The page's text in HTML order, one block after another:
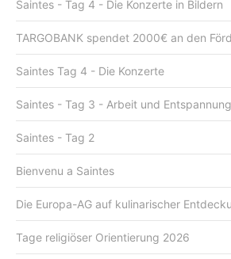
Saintes - Tag 4 - Die Konzerte in Bildern
TARGOBANK spendet 2000€ an den
Saintes Tag 4 - Die Konzerte
Saintes - Tag 3 - Arbeit und Entspannung
Saintes - Tag 2
Bienvenu a Saintes
Die Europa-AG auf kulinarischer
Tage religiöser Orientierung 2026